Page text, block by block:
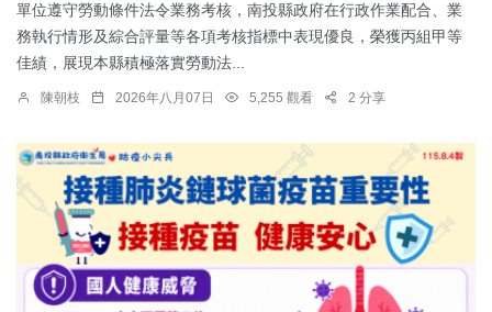
單位遵守勞動條件法令業務考核，南投縣政府在行政作業配合、業
務執行情形及綜合評量等各項考核指標中表現優良，榮獲丙組甲等
佳績，展現本縣積極落實勞動法...
陳朝枝 2026年八月07日 5,255 觀看 2 分享